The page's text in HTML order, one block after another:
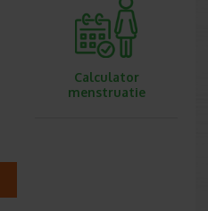
Calculator
menstruatie